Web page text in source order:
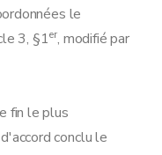
le
3, §1er, modifié par
fin le plus
conclu le